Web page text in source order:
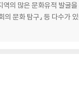
의 많은 문화유적 발굴
의 문화 탐구』 등 다수가